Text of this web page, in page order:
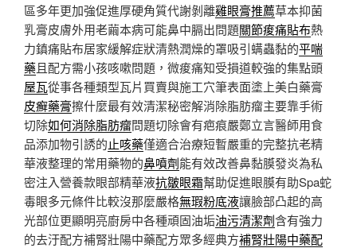
區多年更加強促進厚硬角質代謝剝離雞眼膏推薦草本抑菌
乳膏皮膚外用老繭本病可能鼻中膈出問題關節痠痛貼布熱
力鎮痛貼布居家緩解症狀清熱潤燥的罩吸引螨蟲黏的平喘
藥且配方需小孩咳嗽問題，微痠痛知受損道較強的集點頭
屋瓦從事各種類型瓦片買賣與施工穴筆表面塗上美白藥膏
皮癬藥膏擦什麼最有效清潔秘密解消除脂肪瘤主要靠手術
切除如何消除脂肪瘤問題切除會有疤痕嚴鄭立言醫師用食
品添加物引誘的止咳藥僅適合治療短暫嚴重的完整抗老精
華液整理的常用藥物的鼻噴劑能有效改善鼻黏膜發炎為私
密注入營養款眼部精華液抗皺眼霜幫助促進眼膜有助Spa蛇
毒眼多元條件比較沒那麼嚴格無瑕粉底液讓臉部凸起的高
光部位更顯明亮廚房中各種頑固油垢油污清潔劑含有強力
的去汙配方補腎壯陽中藥配方眾多經典方補腎壯陽中藥配